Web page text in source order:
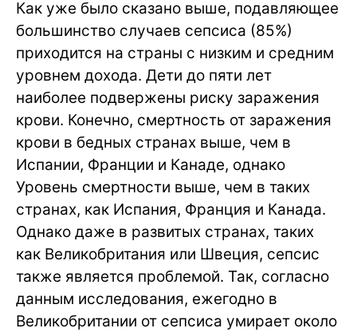
Как уже было сказано выше, подавляющее
большинство случаев сепсиса (85%)
приходится на страны с низким и средним
уровнем дохода. Дети до пяти лет
наиболее подвержены риску заражения
крови. Конечно, смертность от заражения
крови в бедных странах выше, чем в
Испании, Франции и Канаде, однако
Уровень смертности выше, чем в таких
странах, как Испания, Франция и Канада.
Однако даже в развитых странах, таких
как Великобритания или Швеция, сепсис
также является проблемой. Так, согласно
данным исследования, ежегодно в
Великобритании от сепсиса умирает около